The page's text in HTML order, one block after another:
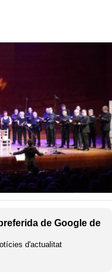
de Google de
d'actualitat